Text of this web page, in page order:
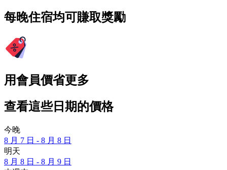
每晚住宿均可賺取獎勵
用會員價省更多
查看這些日期的價格
今晚
8 月 7 日 - 8 月 8 日
明天
8 月 8 日 - 8 月 9 日